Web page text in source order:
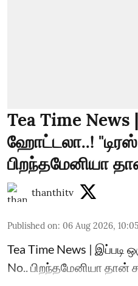
Tea Time News
ஹோட்டலா..!
பிறந்தமேனியா
thanthitv
Published on: 06 Aug 2026,
Tea Time News | இப்படி
No.. பிறந்தமேனியா தான்